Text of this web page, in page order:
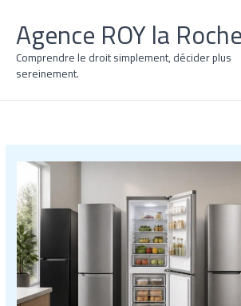
contenu
Agence ROY la
Comprendre le droit simplement, décider plus
sereinement.